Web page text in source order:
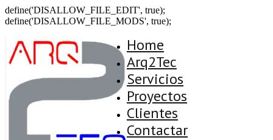
define('DISALLOW_FILE_EDIT', true);
define('DISALLOW_FILE_MODS', true);
Home
Arq2Tec
Servicios
Proyectos
Clientes
Contactar